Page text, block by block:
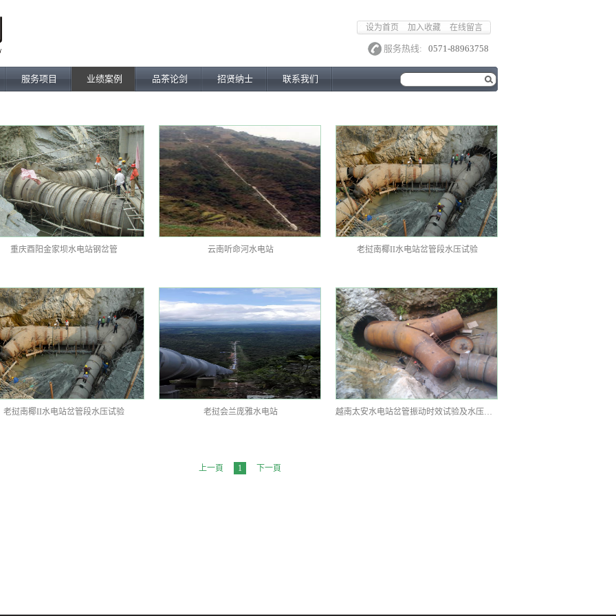
设为首页 加入收藏 在线留言
服务热线: 0571-88963758
服务项目 业绩案例 品茶论剑 招贤纳士 联系我们
重庆酉阳金家坝水电站钢岔管 云南听命河水电站 老挝南椰II水电站岔管段水压试验
老挝南椰II水电站岔管段水压试验 老挝会兰庞雅水电站 越南太安水电站岔管振动时效试验及水压试验
上一頁 1 下一頁